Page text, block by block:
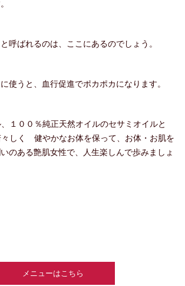
呼ばれるのは、ここにあるのでしょう。
使うと、血行促進でポカポカになります。
、１００％純正天然オイルのセサミオイルと
々しく 健やかなお体を保って、お体・お肌を
のある艶肌女性で、人生楽しんで歩みましょ
メニューはこちら